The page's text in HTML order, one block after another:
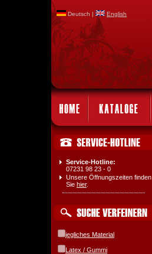
Deutsch | English
Service-Hotline:
07231 98 23 - 0
Unsere Öffnungszeiten finden
Sie hier.
jegliches Material
Latex / Gummi